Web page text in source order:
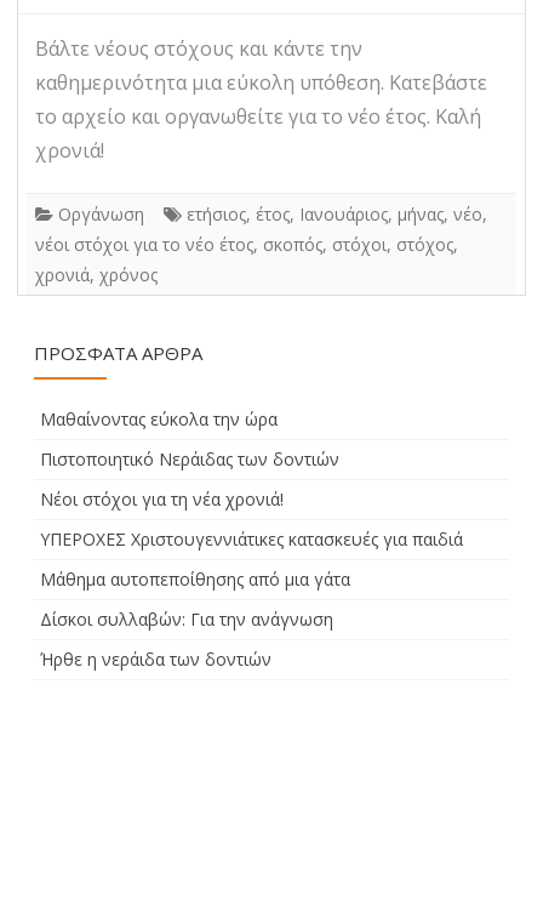
Βάλτε νέους στόχους και κάντε την
καθημερινότητα μια εύκολη υπόθεση. Κατεβάστε
το αρχείο και οργανωθείτε για το νέο έτος. Καλή
χρονιά!
Οργάνωση ετήσιος, έτος, Ιανουάριος, μήνας, νέο,
νέοι στόχοι για το νέο έτος, σκοπός, στόχοι, στόχος,
χρονιά, χρόνος
ΠΡΌΣΦΑΤΑ ΆΡΘΡΑ
Μαθαίνοντας εύκολα την ώρα
Πιστοποιητικό Νεράιδας των δοντιών
Νέοι στόχοι για τη νέα χρονιά!
ΥΠΕΡΟΧΕΣ Χριστουγεννιάτικες κατασκευές για παιδιά
Μάθημα αυτοπεποίθησης από μια γάτα
Δίσκοι συλλαβών: Για την ανάγνωση
Ήρθε η νεράιδα των δοντιών